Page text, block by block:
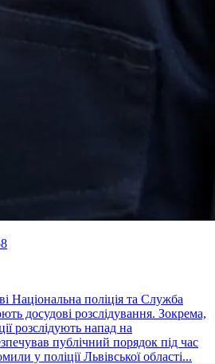
Національна поліція та Служба
досудові розслідування. Зокрема,
розслідують напад на
публічний порядок під час
у поліції Львівської області...